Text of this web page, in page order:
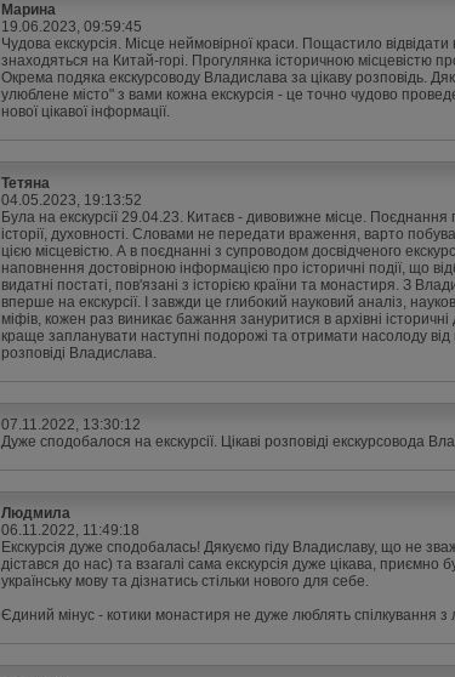
Марина
19.06.2023, 09:59:45
Чудова екскурсія. Місце неймовірної краси. Пощастило відвідати
знаходяться на Китай-горі. Прогулянка історичною місцевістю
Окрема подяка екскурсоводу Владислава за цікаву розповідь.
улюблене місто" з вами кожна екскурсія - це точно чудово
нової цікавої інформації.
Тетяна
04.05.2023, 19:13:52
Була на екскурсії 29.04.23. Китаєв - дивовижне місце. Поєднання
історії, духовності. Словами не передати враження, варто
цією місцевістю. А в поєднанні з супроводом досвідченого
наповнення достовірною інформацією про історичні події, що
видатні постаті, пов'язані з історією країни та монастиря. З
вперше на екскурсії. І завжди це глибокий науковий аналіз,
міфів, кожен раз виникає бажання зануритися в архівні
краще запланувати наступні подорожі та отримати насолоду від
розповіді Владислава.
07.11.2022, 13:30:12
Дуже сподобалося на екскурсії. Цікаві розповіді екскурсовода
Людмила
06.11.2022, 11:49:18
Екскурсія дуже сподобалась! Дякуємо гіду Владиславу, що не
дістався до нас) та взагалі сама екскурсія дуже цікава, приємно
українську мову та дізнатись стільки нового для себе.
Єдиний мінус - котики монастиря не дуже люблять спілкування з